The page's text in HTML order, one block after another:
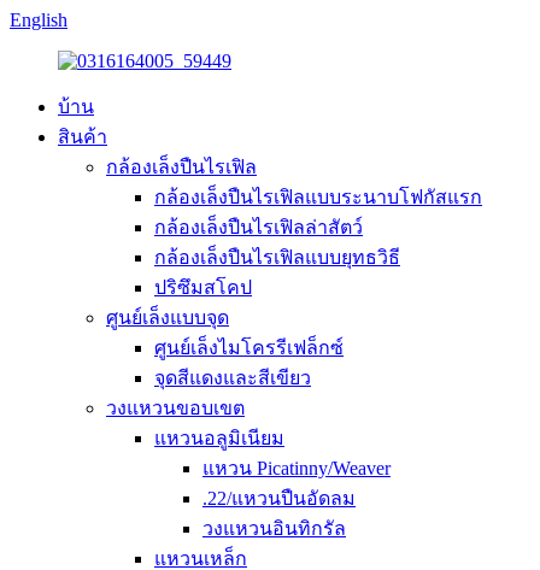
English
บ้าน
สินค้า
กล้องเล็งปืนไรเฟิล
กล้องเล็งปืนไรเฟิลแบบระนาบโฟกัสแรก
กล้องเล็งปืนไรเฟิลล่าสัตว์
กล้องเล็งปืนไรเฟิลแบบยุทธวิธี
ปริซึมสโคป
ศูนย์เล็งแบบจุด
ศูนย์เล็งไมโครรีเฟล็กซ์
จุดสีแดงและสีเขียว
วงแหวนขอบเขต
แหวนอลูมิเนียม
แหวน Picatinny/Weaver
.22/แหวนปืนอัดลม
วงแหวนอินทิกรัล
แหวนเหล็ก